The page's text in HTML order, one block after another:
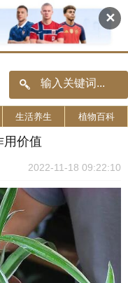
✕
生活养生 植物百科
用价值
2022-11-18 09:22:10